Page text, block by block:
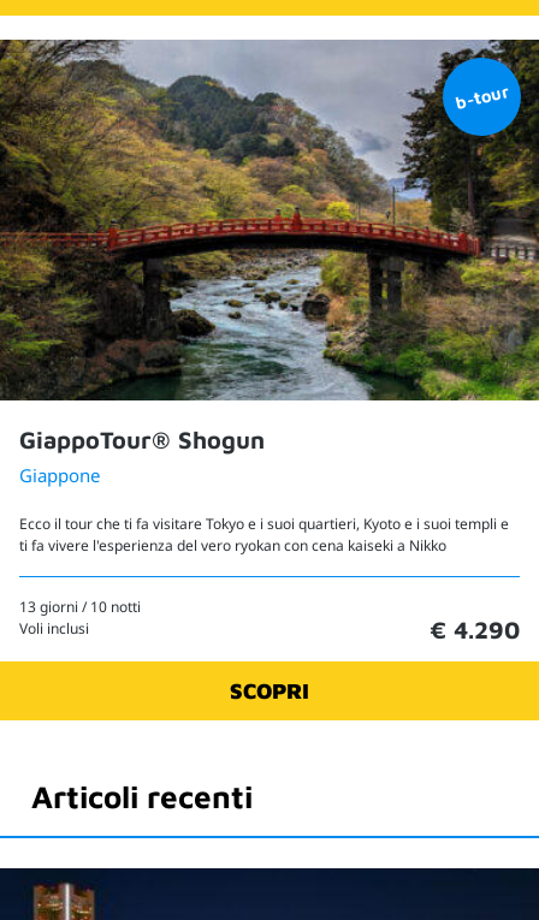
GiappoTour® Shogun
Giappone
Ecco il tour che ti fa visitare Tokyo e i suoi quartieri, Kyoto e i suoi templi e
ti fa vivere l'esperienza del vero ryokan con cena kaiseki a Nikko
13 giorni / 10 notti
Voli inclusi
€ 4.290
SCOPRI
Articoli recenti